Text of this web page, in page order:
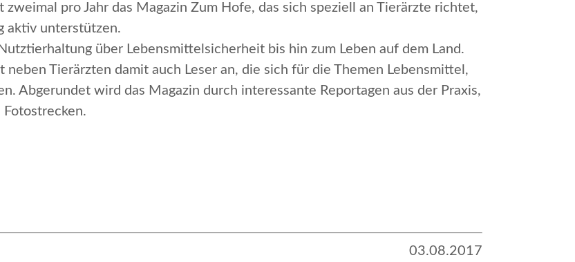
pro Jahr das MagazinZum Hofe, das sich speziell an Tierärzte richtet,
aktiv unterstützen.
über Lebensmittelsicherheit bis hin zum Leben auf dem Land.
Tierärzten damit auch Leser an, die sich für die Themen Lebensmittel,
Abgerundet wird das Magazin durch interessante Reportagen aus der Praxis,
03.08.2017